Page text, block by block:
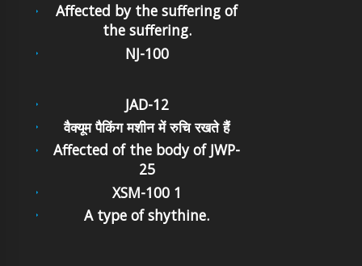
Affected by the suffering of
the suffering.
NJ-100
JAD-12
वैक्यूम पैकिंग मशीन में रुचि रखते हैं
Affected of the body of JWP-
25
XSM-100 1
A type of shythine.